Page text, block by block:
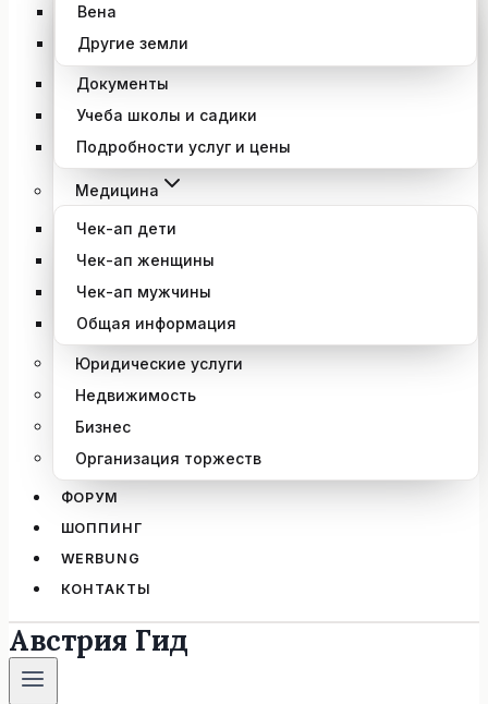
Вена
Другие земли
Документы
Учеба школы и садики
Подробности услуг и цены
Медицина
Чек-ап дети
Чек-ап женщины
Чек-ап мужчины
Общая информация
Юридические услуги
Недвижимость
Бизнес
Организация торжеств
ФОРУМ
ШОППИНГ
WERBUNG
КОНТАКТЫ
Австрия Гид